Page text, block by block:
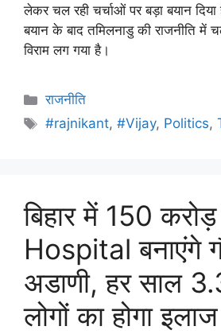
लेकर चल रही चर्चाओं पर बड़ा बयान
बयान के बाद तमिलनाडु की राजनीति में
विराम लग गया है।
राजनीति
#rajnikant,#Vijay, Politics,
बिहार में 150
Hospital बनाएंगे
अडाणी, हर साल
लोगों का होगा इलाज